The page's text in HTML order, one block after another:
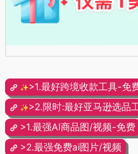
✨>1.最好跨境收款工具-免
✨>2.限时:最好亚马逊选品
>1.最强AI商品图/视频-免费
>2.最强免费ai图片/视频